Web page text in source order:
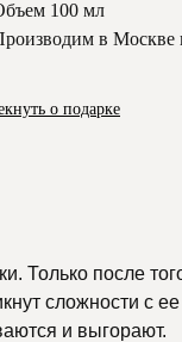
100 мл
в Москве
о подарке
Только после
сложности с
и выгорают.